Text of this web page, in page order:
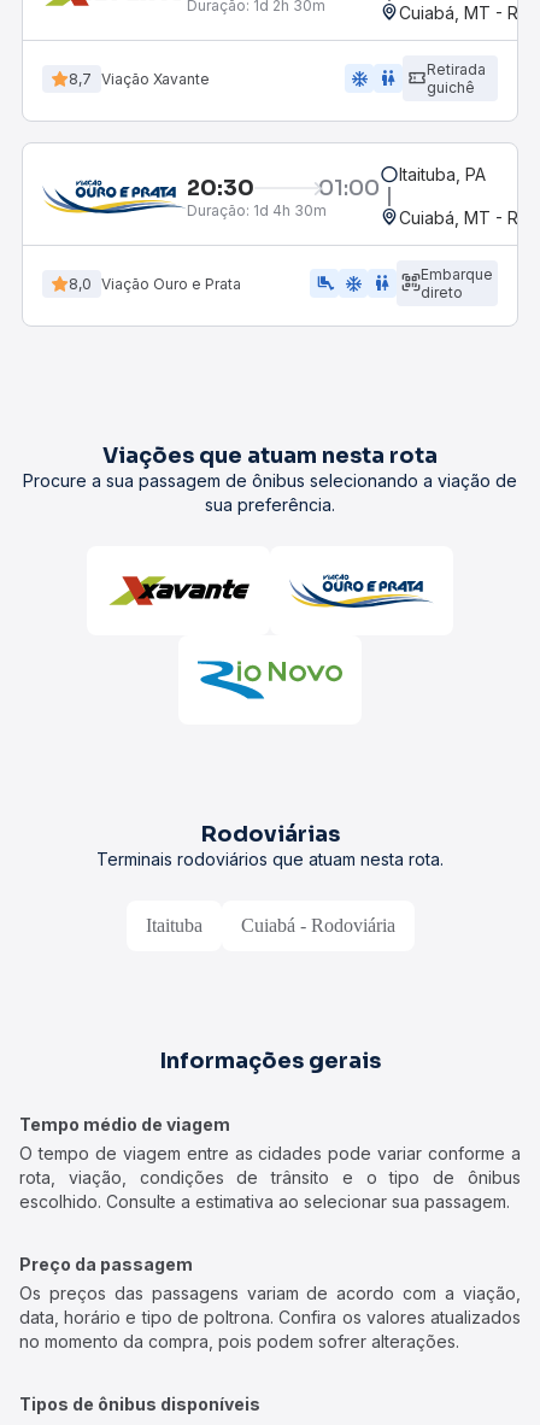
Duração: 1d 2h 30m Cuiabá, MT -
8,7 Viação Xavante ac_unit wc
Retirada
guichê
20:30 01:00
Duração: 1d 4h 30m
Itaituba, PA
Cuiabá, MT -
8,0 Viação Ouro e Prata airline_seat_legroom_extra ac_unit WC
Embarque
direto
Viações que atuam nesta rota
Procure a sua passagem de ônibus selecionando a viação de
sua preferência.
Rodoviárias
Terminais rodoviários que atuam nesta rota.
Itaituba Cuiabá - Rodoviária
Informações gerais
Tempo médio de viagem
O tempo de viagem entre as cidades pode variar conforme a
rota, viação, condições de trânsito e o tipo de ônibus
escolhido. Consulte a estimativa ao selecionar sua passagem.
Preço da passagem
Os preços das passagens variam de acordo com a viação,
data, horário e tipo de poltrona. Confira os valores atualizados
no momento da compra, pois podem sofrer alterações.
Tipos de ônibus disponíveis